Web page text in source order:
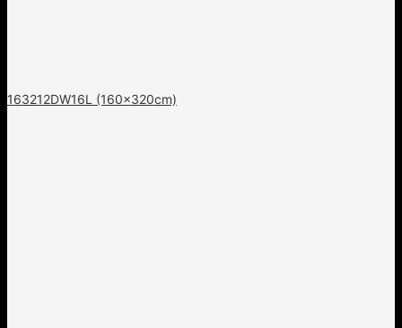
163212DW16L (160x320cm)